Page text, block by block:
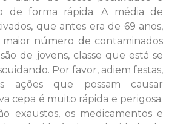
de forma rápida. A média de
que antes era de 69 anos,
número de contaminados
de jovens, classe que está se
Por favor, adiem festas,
ações que possam causar
cepa é muito rápida e perigosa.
exaustos, os medicamentos e